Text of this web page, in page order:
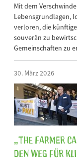
Mit dem
Lebensgrundlagen,
verloren, die
souverän zu
Gemeinschaften zu
30. März 2026
„The Farmer
den Weg für